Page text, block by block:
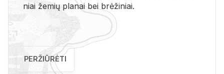
niai že­mių pla­nai bei brė­ži­niai.
PERŽIŪRĖTI